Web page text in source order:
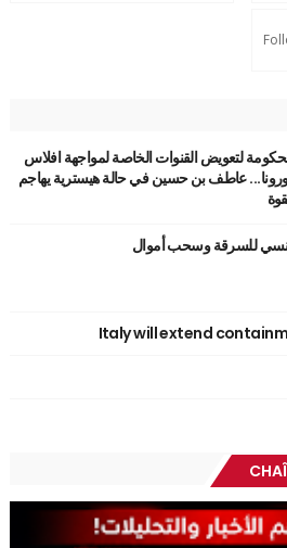
لتعويض القنوات الخاصة لمواجهة افلاس
عاطف بن حسين في حالة هيسترية يهاجم
للسرقة وسحب أموال
Italy will extend